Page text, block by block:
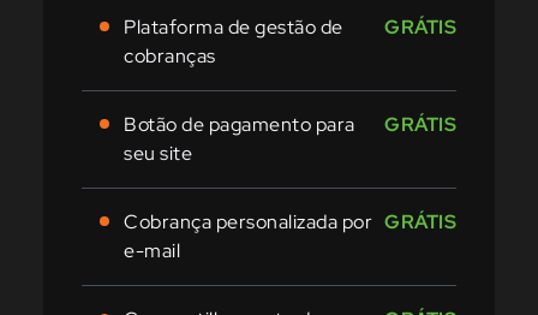
Plataforma de gestão de
cobranças
GRÁTIS
Botão de pagamento para
seu site
GRÁTIS
Cobrança personalizada por
e-mail
GRÁTIS